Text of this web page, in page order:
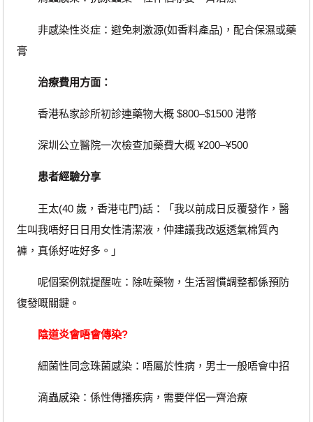
非感染性炎症：避免刺激源(如香料產品)，配合保濕或藥
膏
治療費用方面：
香港私家診所初診連藥物大概 $800–$1500 港幣
深圳公立醫院一次檢查加藥費大概 ¥200–¥500
患者經驗分享
王太(40 歲，香港屯門)話：「我以前成日反覆發作，醫
生叫我唔好日日用女性清潔液，仲建議我改返透氣棉質內
褲，真係好咗好多。」
呢個案例就提醒咗：除咗藥物，生活習慣調整都係預防
復發嘅關鍵。
陰道炎會唔會傳染?
細菌性同念珠菌感染：唔屬於性病，男士一般唔會中招
滴蟲感染：係性傳播疾病，需要伴侶一齊治療